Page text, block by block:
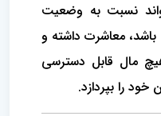
نسبت به وضعیت
معاشرت داشته و
مال قابل دسترسی
خود را بپردازد.